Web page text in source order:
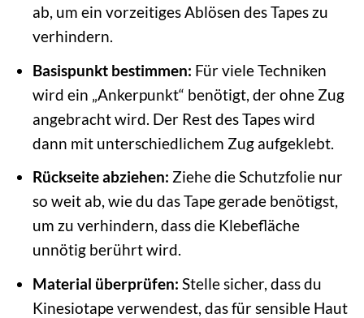
ab, um ein vorzeitiges Ablösen des Tapes zu
verhindern.
Basispunkt bestimmen: Für viele Techniken
wird ein „Ankerpunkt“ benötigt, der ohne Zug
angebracht wird. Der Rest des Tapes wird
dann mit unterschiedlichem Zug aufgeklebt.
Rückseite abziehen: Ziehe die Schutzfolie nur
so weit ab, wie du das Tape gerade benötigst,
um zu verhindern, dass die Klebefläche
unnötig berührt wird.
Material überprüfen: Stelle sicher, dass du
Kinesiotape verwendest, das für sensible Haut